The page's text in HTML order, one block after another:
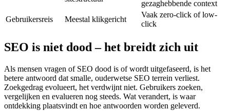
gezaghebbende context
Gebruikersreis
Meestal klikgericht
Vaak zero-click of low-
click
SEO is niet dood – het breidt zich uit
Als mensen vragen of SEO dood is of wordt uitgefaseerd, is het
betere antwoord dat smalle, ouderwetse SEO terrein verliest.
Zoekgedrag evolueert, het verdwijnt niet. Gebruikers zoeken,
vergelijken en evalueren nog steeds. Wat verandert, is waar
ontdekking plaatsvindt en hoe antwoorden worden geleverd.